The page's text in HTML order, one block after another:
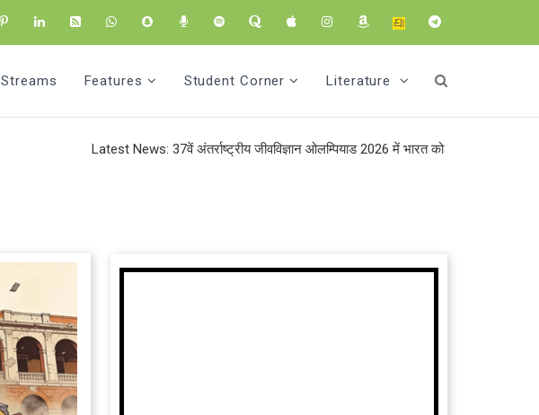
Streams Features Student Corner Literature
Latest News: 37वें अंतर्राष्ट्रीय जीवविज्ञान ओलम्पियाड 2026 में भारत को एक स्वर्ण और तीन रजत पदक